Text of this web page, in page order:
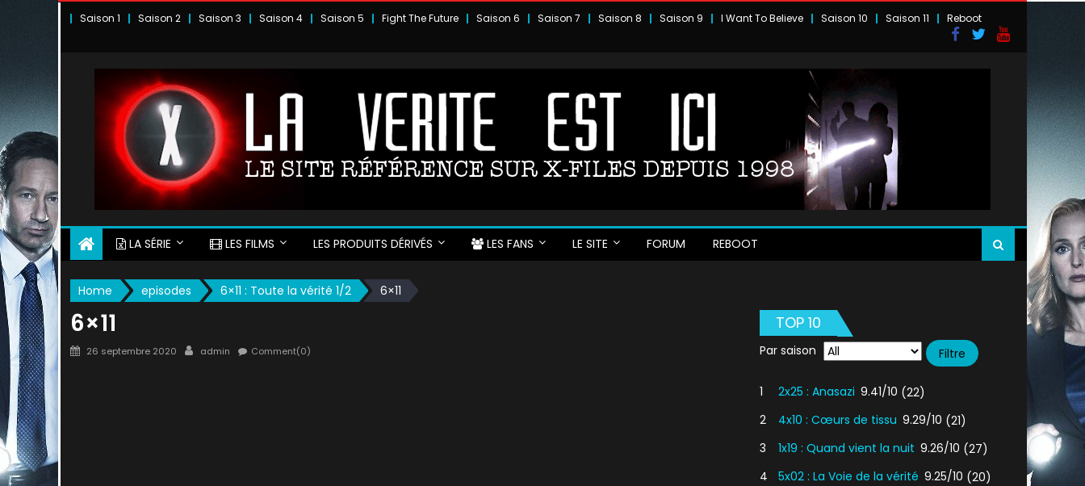
Saison 1 Saison 2 Saison 3 Saison 4 Saison 5 Fight The Future Saison 6 Saison 7 Saison 8 Saison 9 I Want To Believe Saison 10 Saison 11 Reboot
LA SÉRIE LES FILMS LES PRODUITS DÉRIVÉS LES FANS LE SITE FORUM REBOOT
Home episodes 6×11 : Toute la vérité 1/2 6×11
6×11
Posted
26 septembre 2020 Author
admin Comment(0)
TOP 10
Par saison
1 2x25 : Anasazi 9.41/10 (22)
2
4x10 : Cœurs de tissu 9.29/10 (21)
3
1x19 : Quand vient la nuit 9.26/10 (27)
4
5x02 : La Voie de la vérité 9.25/10 (20)